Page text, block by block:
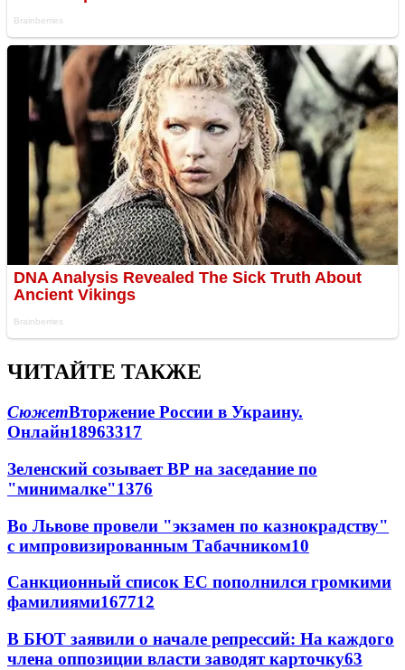
ЧИТАЙТЕ ТАКЖЕ
СюжетВторжение России в Украину.
Онлайн18963317
Зеленский созывает ВР на заседание по
"минималке"1376
Во Львове провели "экзамен по казнокрадству"
с импровизированным Табачником10
Санкционный список ЕС пополнился громкими
фамилиями167712
В БЮТ заявили о начале репрессий: На каждого
члена оппозиции власти заводят карточку63